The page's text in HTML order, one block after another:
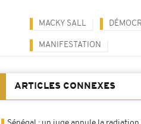
MACKY SALL
MANIFESTATION
ARTICLES CONNEXES